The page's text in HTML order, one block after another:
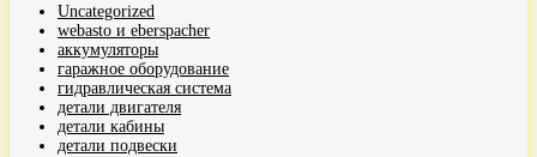
Uncategorized
webasto и eberspacher
аккумуляторы
гаражное оборудование
гидравлическая система
детали двигателя
детали кабины
детали подвески